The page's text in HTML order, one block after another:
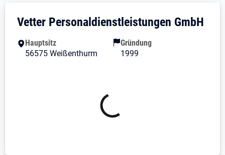
Unternehmensdarstellung: Vetter
Vetter Personaldienstleistungen GmbH
Hauptsitz
56575 Weißenthurm
Gründung
1999